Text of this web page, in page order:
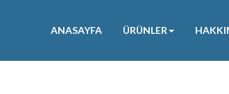
ANASAYFA ÜRÜNLER